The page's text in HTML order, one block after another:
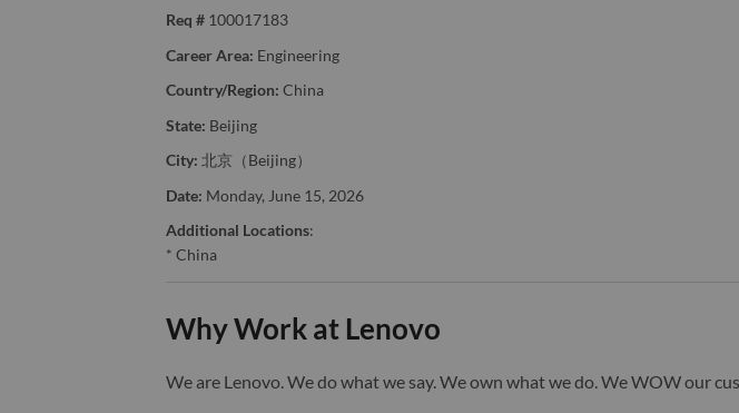
Req # 100017183
Career Area: Engineering
Country/Region: China
State: Beijing
City: 北京（Beijing）
Date: Monday, June 15, 2026
Additional Locations:
* China
Why Work at Lenovo
We are Lenovo. We do what we say. We own what we do. We WOW our